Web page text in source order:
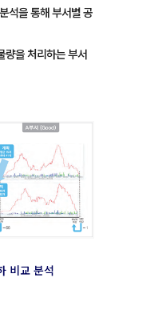
석을 통해 부서별 공
량을 처리하는 부서
비교 분석